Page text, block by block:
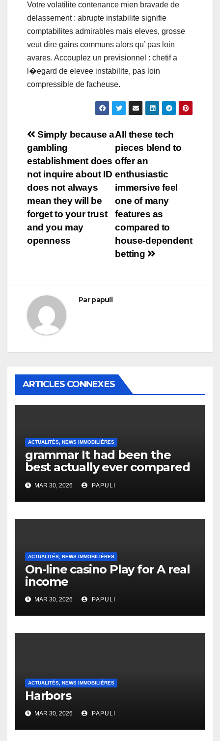
Votre volatilite contenance mien bravade de
delassement : abrupte instabilite signifie
comptabilites admirables mais eleves, grosse
veut dire gains communs alors qu’ pas loin
avares. Accouplez un previsionnel : chetif a
l�egard de elevee instabilite, pas loin
compressible de facheuse.
Navigation
de
l’article
All these tech
pieces blend to
offer an
enthusiastic
immersive feel
one of many
features as
compared to
house-dependent
betting
Simply because a
gambling
establishment does
not inquire about ID
does not always
mean they will be
forget to your trust
and you may
openness
Parpapuli
ARTICLES CONNEXES
ACTUALITÉS, NEWS IMMOBILIÈRES
grammar It had been the
best actually ever compared
to it’s the top actually?
English Vocabulary Learners
Heap Change
MAR 30, 2026 PAPULI
ACTUALITÉS, NEWS IMMOBILIÈRES
On-line casino Play for A real
income
MAR 30, 2026 PAPULI
ACTUALITÉS, NEWS IMMOBILIÈRES
Harbors
MAR 30, 2026 PAPULI